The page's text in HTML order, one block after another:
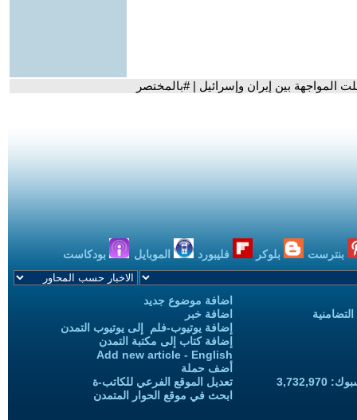
المواجهة بين إيران وإسرائيل | #بالمختصر
بنترست بلوكر فليبورد الموبايل بودكاست
اضافة موضوع جديد
اضافة خبر
إضافة يوتيوب-فلم إلى يوتيوب التمدن
إضافة كتاب إلى مكتبة التمدن
Add new article - English
أضف حملة
تعديل الموقع الفرعي للكاتب-ة
ابحث في موقع الحوار المتمدن